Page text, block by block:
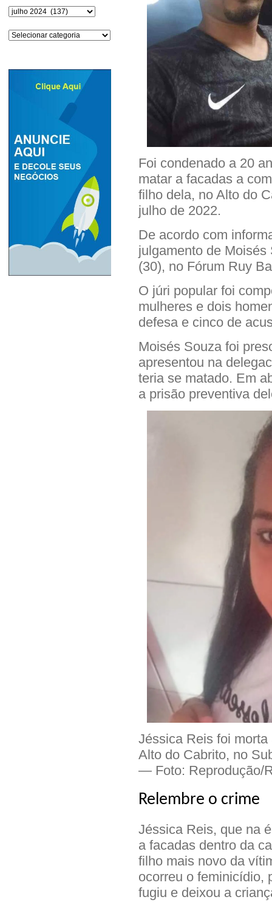
Arquivos
Categorias
Foi condenado a 20
matar a facadas a
filho dela, no Alto do
julho de 2022.
De acordo com
julgamento de
(30), no Fórum Ruy
O júri popular foi
mulheres e dois
defesa e cinco de
Moisés Souza foi
apresentou na
teria se matado. Em
a prisão preventiva
Jéssica Reis foi
Alto do Cabrito, no
— Foto: Reprodução/
Relembre o crime
Jéssica Reis, que na
a facadas dentro da
filho mais novo da
ocorreu o feminicídio,
fugiu e deixou a